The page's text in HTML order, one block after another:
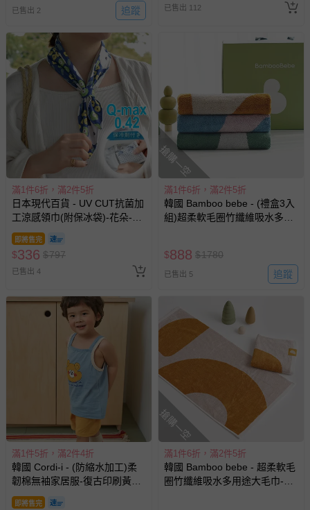
已售出 2 追蹤
名陪伴成人)
已售出 112
滿1件6折，滿2件5折
日本現代百貨 - UV CUT抗菌加
工涼感領巾(附保冰袋)-花朵-海
軍藍
即將售完
$336 $797
已售出 4
搶購一空
滿1件6折，滿2件5折
韓國 Bamboo bebe - (禮盒3入
組)超柔軟毛圈竹纖維吸水多用
$888 $1780
已售出 5 追蹤
滿1件5折，滿2件4折
韓國 Cordi-i - (防縮水加工)柔
韌棉無袖家居服-復古印刷黃熊-
藍X芥黃
即將售完
搶購一空
滿1件6折，滿2件5折
韓國 Bamboo bebe - 超柔軟毛
圈竹纖維吸水多用途大毛巾-幾